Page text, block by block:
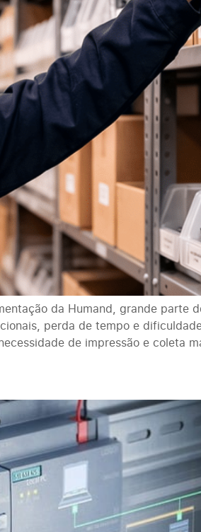
da Humand, grande parte
perda de tempo e
de impressão e coleta